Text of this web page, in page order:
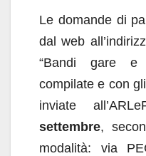
Le domande di
dal web
“Bandi gare e
compilate e con
inviate
settembre,
modalità: via